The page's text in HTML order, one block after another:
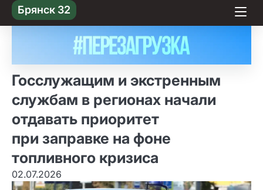
Skip
to content
Брянск 32
Госслужащим и экстренным
службам в регионах начали
отдавать приоритет
при заправке на фоне
топливного кризиса
02.07.2026